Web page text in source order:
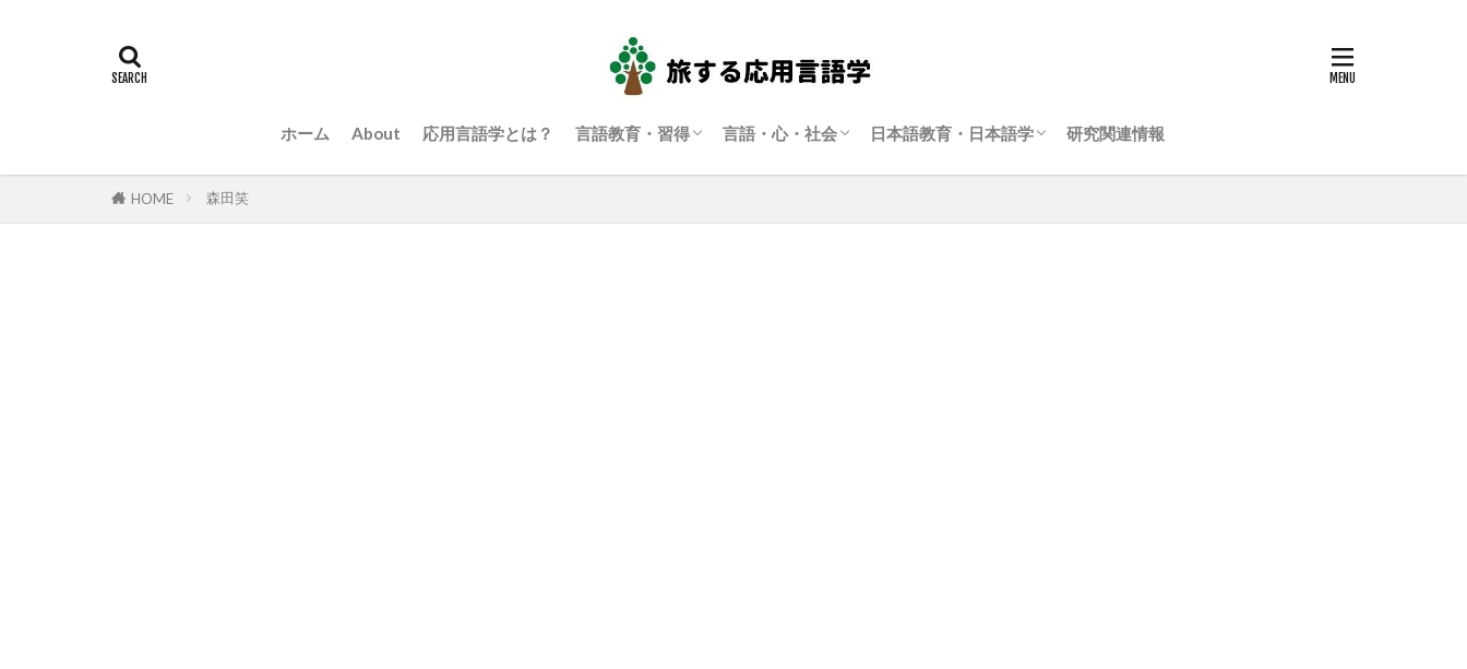
ホーム About 応用言語学とは？ 言語教育・習得 言語・心・社会 日本語教育・日本語学 研究関連情報
HOME 森田笑